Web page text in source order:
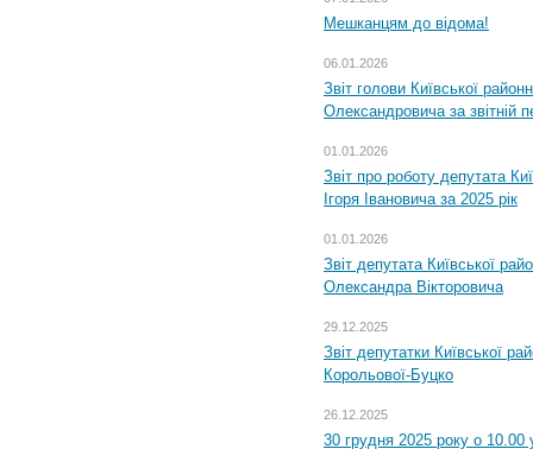
Мешканцям до відома!
06.01.2026
Звіт голови Київської
Олександровича за звітній
01.01.2026
Звіт про роботу депутата
Ігоря Івановича за 2025 рік
01.01.2026
Звіт депутата Київської
Олександра Вікторовича
29.12.2025
Звіт депутатки Київської
Корольової-Буцко
26.12.2025
30 грудня 2025 року о 10.00